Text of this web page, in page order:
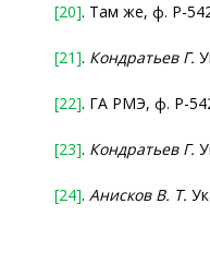
[20]. Там же, ф. Р-
[21]. Кондратьев Г.
[22]. ГА РМЭ, ф. Р-
[23]. Кондратьев Г.
[24]. АнисковВ. Т.